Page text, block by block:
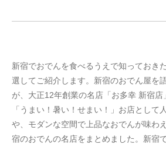
新宿でおでんを食べるうえで知っておき
選してご紹介します。新宿のおでん屋を
が、大正12年創業の名店「お多幸 新宿店
「うまい！暑い！せまい！」お店として
や、モダンな空間で上品なおでんが味わ
宿のおでんの名店をまとめました。新宿